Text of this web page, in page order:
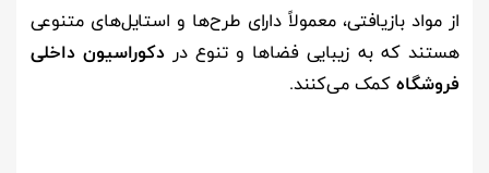
از مواد بازیافتی، معمولاً دارای طرح‌ها و استایل‌های متنوعی
هستند که به زیبایی فضاها و تنوع دردکوراسیون داخلی
فروشگاهکمک می‌کنند.